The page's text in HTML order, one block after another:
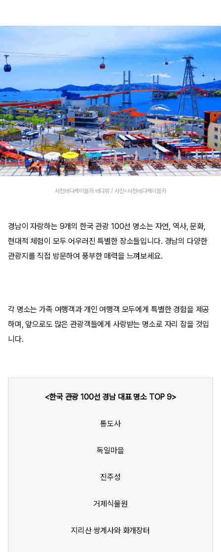
사천바다케이블카 바다뷰 / 사진=사천바다케이블카
경남이 자랑하는 9개의 한국 관광 100선 명소는 자연, 역사, 문화,
현대적 체험이 모두 어우러진 특별한 장소들입니다. 경남의 다양한
관광지를 직접 방문하여 풍부한 매력을 느껴보세요.
각 명소는 가족 여행객과 개인 여행객 모두에게 특별한 경험을 제공
하며, 앞으로도 많은 관광객들에게 사랑받는 명소로 자리 잡을 것입
니다.
<한국 관광 100선 경남 대표 명소 TOP 9>
통도사
독일마을
진주성
거제식물원
지리산 쌍계사와 화개장터